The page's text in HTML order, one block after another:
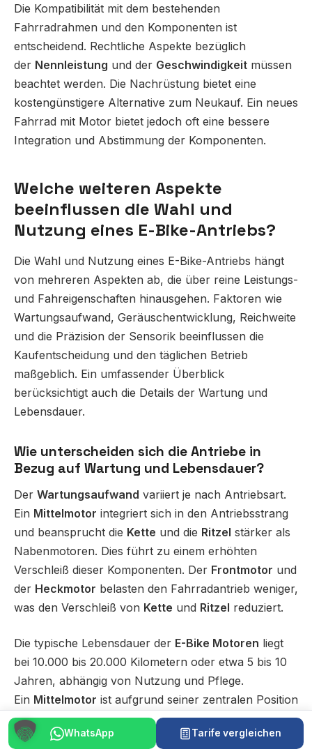
Die Kompatibilität mit dem bestehenden
Fahrradrahmen und den Komponenten ist
entscheidend. Rechtliche Aspekte bezüglich
der Nennleistung und der Geschwindigkeit müssen
beachtet werden. Die Nachrüstung bietet eine
kostengünstigere Alternative zum Neukauf. Ein neues
Fahrrad mit Motor bietet jedoch oft eine bessere
Integration und Abstimmung der Komponenten.
Welche weiteren Aspekte
beeinflussen die Wahl und
Nutzung eines E-Bike-Antriebs?
Die Wahl und Nutzung eines E-Bike-Antriebs hängt
von mehreren Aspekten ab, die über reine Leistungs-
und Fahreigenschaften hinausgehen. Faktoren wie
Wartungsaufwand, Geräuschentwicklung, Reichweite
und die Präzision der Sensorik beeinflussen die
Kaufentscheidung und den täglichen Betrieb
maßgeblich. Ein umfassender Überblick
berücksichtigt auch die Details der Wartung und
Lebensdauer.
Wie unterscheiden sich die Antriebe in
Bezug auf Wartung und Lebensdauer?
Der Wartungsaufwand variiert je nach Antriebsart.
Ein Mittelmotor integriert sich in den Antriebsstrang
und beansprucht die Kette und die Ritzel stärker als
Nabenmotoren. Dies führt zu einem erhöhten
Verschleiß dieser Komponenten. Der Frontmotor und
der Heckmotor belasten den Fahrradantrieb weniger,
was den Verschleiß von Kette und Ritzel reduziert.
Die typische Lebensdauer der E-Bike Motoren liegt
bei 10.000 bis 20.000 Kilometern oder etwa 5 bis 10
Jahren, abhängig von Nutzung und Pflege.
Ein Mittelmotor ist aufgrund seiner zentralen Position
gut geschützt und kann bei guter Pflege eine hohe
LebensdauerWhatsApp Tarife vergleichen